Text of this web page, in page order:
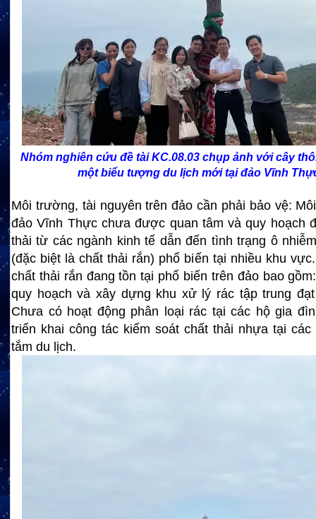
Nhóm nghiên cứu đề tài KC.08.03 chụp ảnh với cây
một biểu tượng du lịch mới tại đảo Vĩnh
Môi trường, tài nguyên trên đảo cần phải bảo vệ:
đảo Vĩnh Thực chưa được quan tâm và quy hoạch
thải từ các ngành kinh tế dẫn đến tình trạng ô
(đặc biệt là chất thải rắn) phổ biến tại nhiều khu
chất thải rắn đang tồn tại phổ biến trên đảo bao
quy hoạch và xây dựng khu xử lý rác tập trung
Chưa có hoạt động phân loại rác tại các hộ gia
triển khai công tác kiểm soát chất thải nhựa tại các
tắm du lịch.